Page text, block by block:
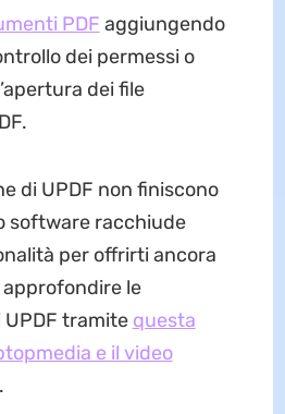
PDF aggiungendo
dei permessi o
dei file
di UPDF non finiscono
software racchiude
per offrirti ancora
le
tramite questa
e il video
.